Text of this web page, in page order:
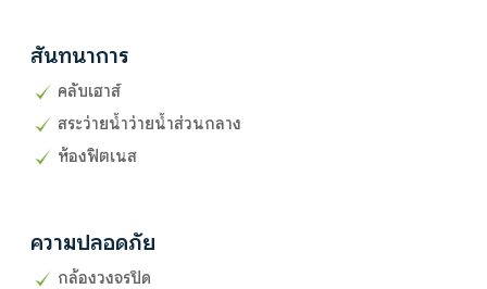
สันทนาการ
คลับเฮาส์
สระว่ายน้ำว่ายน้ำส่วนกลาง
ห้องฟิตเนส
ความปลอดภัย
กล้องวงจรปิด